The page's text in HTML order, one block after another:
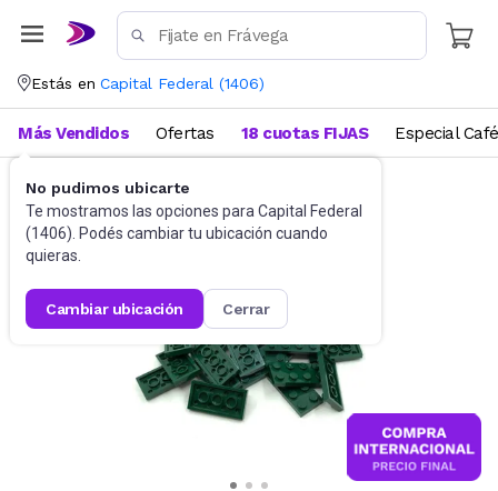
Estás en Capital Federal (1406)
No pudimos ubicarte
Te mostramos las opciones para Capital Federal
(1406). Podés cambiar tu ubicación cuando
quieras.
cambiar ubicación cerrar
Más Vendidos Ofertas 18 cuotas FIJAS Especial Café
Juguetes y Juegos